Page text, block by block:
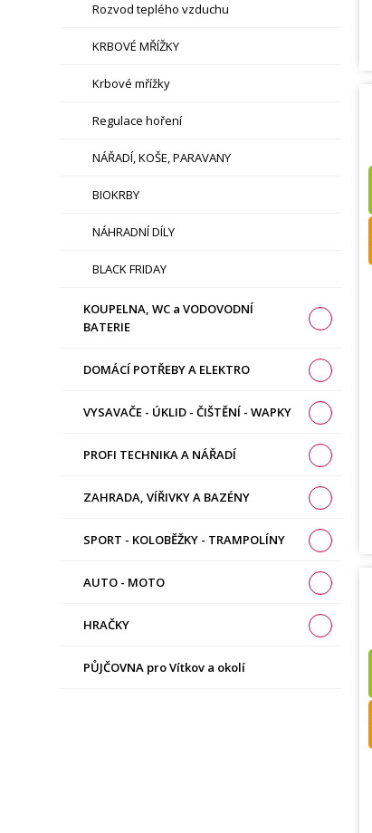
Rozvod teplého vzduchu
KRBOVÉ MŘÍŽKY
Krbové mřížky
Regulace hoření
NÁŘADÍ, KOŠE, PARAVANY
BIOKRBY
NÁHRADNÍ DÍLY
BLACK FRIDAY
KOUPELNA, WC a VODOVODNÍ
BATERIE
DOMÁCÍ POTŘEBY A ELEKTRO
VYSAVAČE - ÚKLID - ČIŠTĚNÍ - WAPKY
PROFI TECHNIKA A NÁŘADÍ
ZAHRADA, VÍŘIVKY A BAZÉNY
SPORT - KOLOBĚŽKY - TRAMPOLÍNY
AUTO - MOTO
HRAČKY
PŮJČOVNA pro Vítkov a okolí